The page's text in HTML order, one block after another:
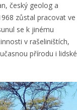
český geolog a
zůstal pracovat ve
se k jinému
v rašeliništích,
přírodu i lidské